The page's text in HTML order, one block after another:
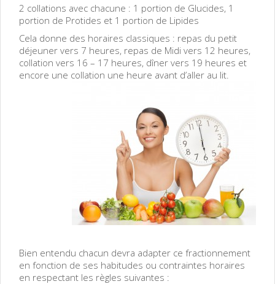
2 collations avec chacune : 1 portion de Glucides, 1
portion de Protides et 1 portion de Lipides
Cela donne des horaires classiques : repas du petit
déjeuner vers 7 heures, repas de Midi vers 12 heures,
collation vers 16 – 17 heures, dîner vers 19 heures et
encore une collation une heure avant d’aller au lit.
Bien entendu chacun devra adapter ce fractionnement
en fonction de ses habitudes ou contraintes horaires
en respectant les règles suivantes :